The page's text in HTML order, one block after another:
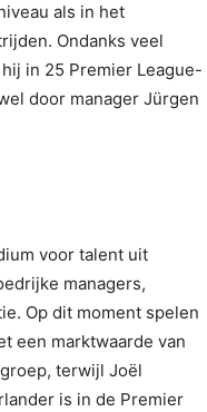
als in het
Ondanks veel
in 25 Premier League-
door manager Jürgen
voor talent uit
managers,
Op dit moment spelen
een marktwaarde van
terwijl Joël
is in de Premier